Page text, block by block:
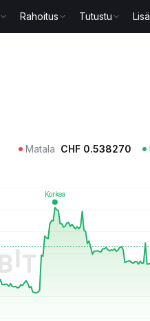
Rahoitus Tutustu
Matala CHF 0.538270